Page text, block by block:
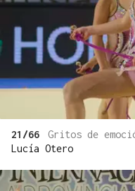
21/66 Gritos de
Lucía Otero